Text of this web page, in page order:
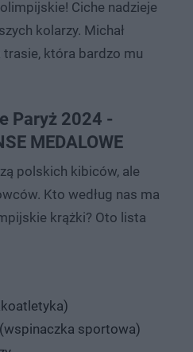
Ciche nadzieje
kolarzy. Michał
która bardzo mu
Paryż 2024 -
MEDALOWE
polskich kibiców, ale
Kto według nas ma
krążki? Oto lista
sportowa)